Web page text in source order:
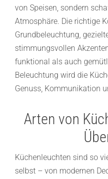
von Speisen, sondern
Atmosphäre. Die richtige
Grundbeleuchtung,
stimmungsvollen
funktional als auch
Beleuchtung wird die
Genuss, Kommunikation
Arten von
Küchenleuchten sind so
selbst – von modernen